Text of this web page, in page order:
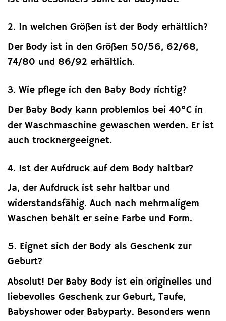
2. In welchen Größen ist der Body erhältlich?
Der Body ist in den Größen 50/56, 62/68,
74/80 und 86/92 erhältlich.
3. Wie pflege ich den Baby Body richtig?
Der Baby Body kann problemlos bei 40°C in
der Waschmaschine gewaschen werden. Er ist
auch trocknergeeignet.
4. Ist der Aufdruck auf dem Body haltbar?
Ja, der Aufdruck ist sehr haltbar und
widerstandsfähig. Auch nach mehrmaligem
Waschen behält er seine Farbe und Form.
5. Eignet sich der Body als Geschenk zur
Geburt?
Absolut! Der Baby Body ist ein originelles und
liebevolles Geschenk zur Geburt, Taufe,
Babyshower oder Babyparty. Besonders wenn